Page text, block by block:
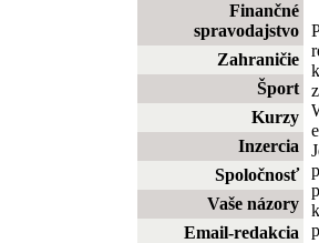
Finančné
spravodajstvo
Zahraničie
Šport
Kurzy
Inzercia
Spoločnosť
Vaše názory
Email-redakcia